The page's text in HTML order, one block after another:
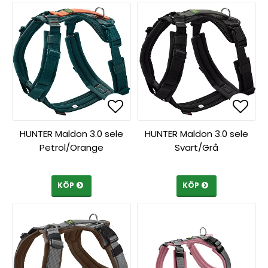
Lägg till i
Lägg till i
HUNTER Maldon 3.0 sele
Petrol/Orange
KÖP
HUNTER Maldon 3.0 sele
Svart/Grå
KÖP